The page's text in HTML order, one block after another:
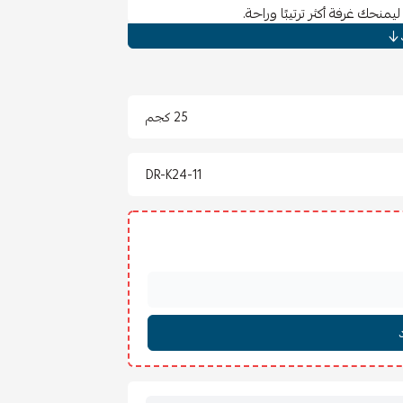
غرفة أكثر ترتيبًا وراحة.
دافئة لأي غرفة، ويمنحك مساحة تخزين
25 كجم
DR-K24-11